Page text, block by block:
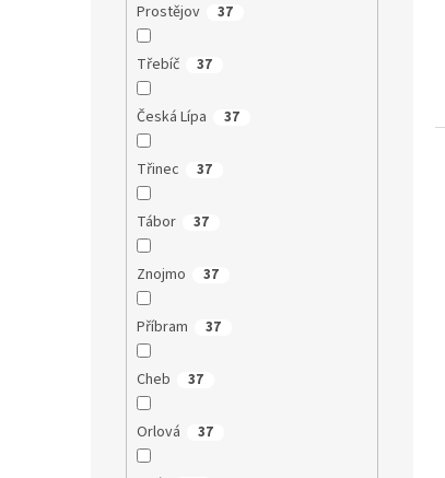
Prostějov 37
Třebíč 37
Česká Lípa 37
Třinec 37
Tábor 37
Znojmo 37
Příbram 37
Cheb 37
Orlová 37